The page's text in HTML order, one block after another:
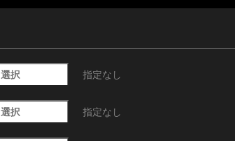
選択 指定なし
選択 指定なし